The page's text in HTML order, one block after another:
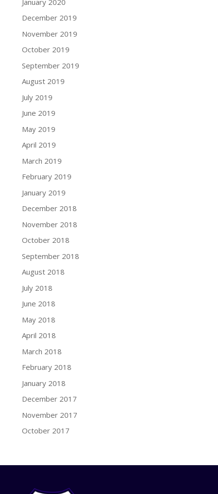
December 2019
November 2019
October 2019
September 2019
August 2019
July 2019
June 2019
May 2019
April 2019
March 2019
February 2019
January 2019
December 2018
November 2018
October 2018
September 2018
August 2018
July 2018
June 2018
May 2018
April 2018
March 2018
February 2018
January 2018
December 2017
November 2017
October 2017